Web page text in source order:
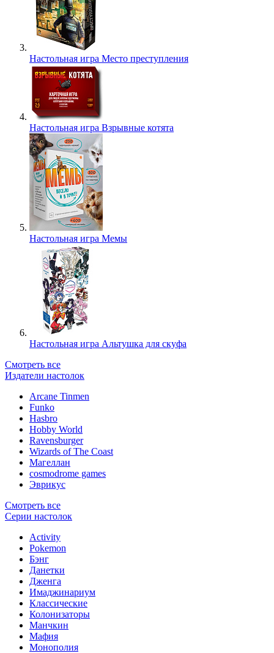
Настольная игра Место преступления
Настольная игра Взрывные котята
Настольная игра Мемы
Настольная игра Альтушка для скуфа
Смотреть все
Издатели настолок
Arcane Tinmen
Funko
Hasbro
Hobby World
Ravensburger
Wizards of The Coast
Магеллан
сosmodrome games
Эврикус
Смотреть все
Серии настолок
Activity
Pokemon
Бэнг
Данетки
Дженга
Имаджинариум
Классические
Колонизаторы
Манчкин
Мафия
Монополия